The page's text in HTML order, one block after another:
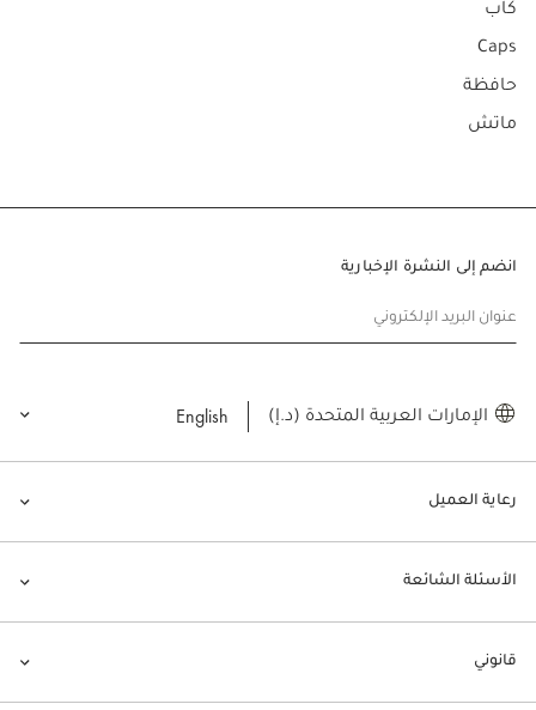
كاب
Caps
حافظة
ماتش
رعاية العميل
الأسئلة الشائعة
قانوني
انضم إلى النشرة الإخبارية
عنوان البريد الإلكتروني
الإمارات العربية المتحدة (د.إ) English